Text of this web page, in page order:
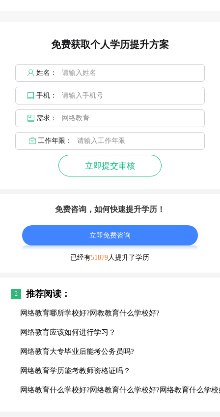
免费获取个人学历提升方案
姓名：
手机：
需求：
工作年限：
立即提交审核
免费咨询，如何快速提升学历！
立即免费咨询
已经有51879 人提升了学历
2 推荐阅读：
网络教育哪所学校好?网教教育什么学校好?
网络教育应该如何进行学习？
网络教育大专毕业后能考公务员吗?
网络教育学历能考教师资格证吗？
网络教育什么学校好?网络教育什么学校好?网络教育什么学